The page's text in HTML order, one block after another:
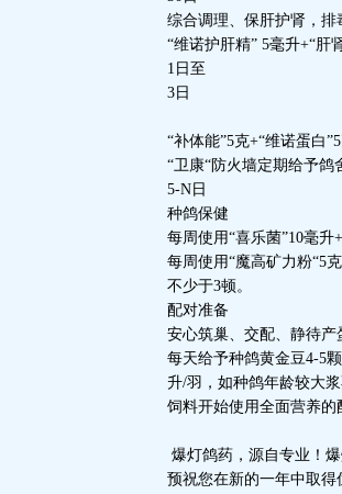
综合调理、保肝护肾，排
“维诺护肝精” 5毫升+“肝
1日至
3日
“补体能”5克+“维诺蛋白
“卫康“防火墙定期给予鸽
5-N日
种鸽保健
每周使用“喜乐菌”10毫升
每周使用“魔高矿力粉“5
不少于3顿。
配对准备
安心筑巢、交配、静待产
每天给予种鸽黄金豆4-5
升/羽，如种鸽年龄较大
饲料开始使用全面营养的
爆灯鸽药，源自专业！
预祝您在新的一年中取